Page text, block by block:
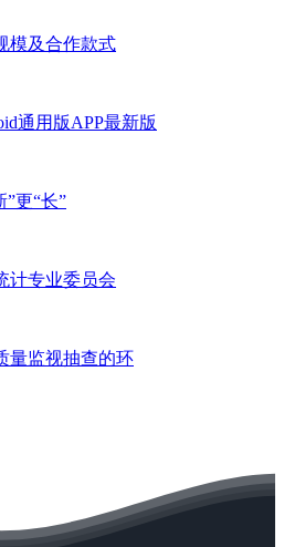
模及合作款式
通用版APP最新版
更“长”
计专业委员会
量监视抽查的环